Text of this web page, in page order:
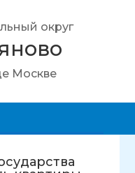
округ
Москве